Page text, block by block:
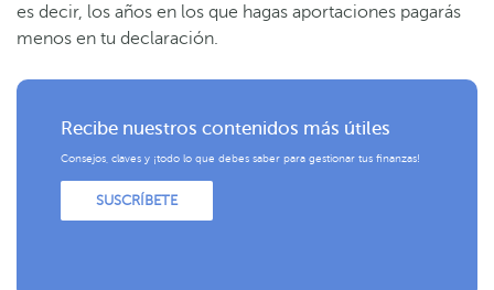
es decir, los años en los que hagas aportaciones pagarás
menos en tu declaración.
Recibe nuestros contenidos más útiles
Consejos, claves y ¡todo lo que debes saber para gestionar tus finanzas!
SUSCRÍBETE